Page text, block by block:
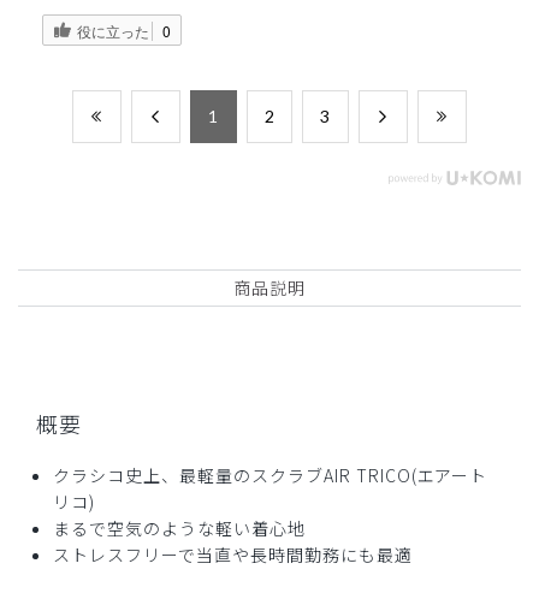
役に立った 0
​1 ​2 ​3
商品説明
概要
クラシコ史上、最軽量のスクラブAIR TRICO(エアート
リコ)
まるで空気のような軽い着心地
ストレスフリーで当直や長時間勤務にも最適